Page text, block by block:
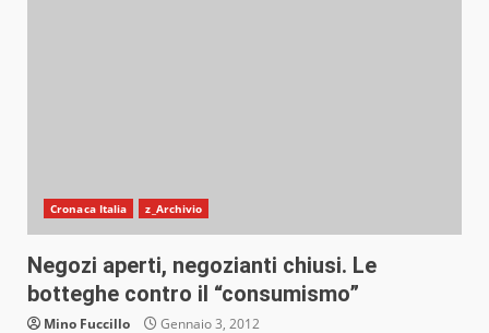
Cronaca Italia z_Archivio
Negozi aperti, negozianti chiusi. Le
botteghe contro il “consumismo”
Mino Fuccillo Gennaio 3, 2012